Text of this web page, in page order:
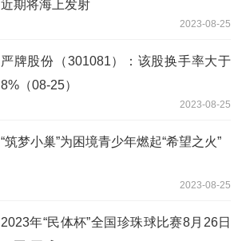
近期将海上发射
2023-08-25
严牌股份（301081）：该股换手率大于
8%（08-25）
2023-08-25
“筑梦小巢”为困境青少年燃起“希望之火”
2023-08-25
2023年“民体杯”全国珍珠球比赛8月26日